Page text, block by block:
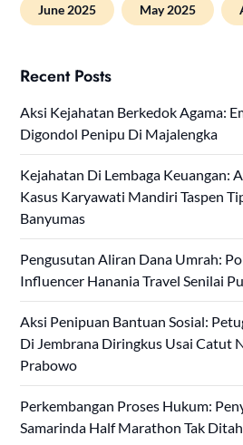
June 2025 May 2025
Recent Posts
Aksi Kejahatan Berkedok Agama:
Digondol Penipu Di Majalengka
Kejahatan Di Lembaga Keuangan:
Kasus Karyawati Mandiri Taspen
Banyumas
Pengusutan Aliran Dana Umrah:
Influencer Hanania Travel Senilai
Aksi Penipuan Bantuan Sosial:
Di Jembrana Diringkus Usai Catut
Prabowo
Perkembangan Proses Hukum:
Samarinda Half Marathon Tak